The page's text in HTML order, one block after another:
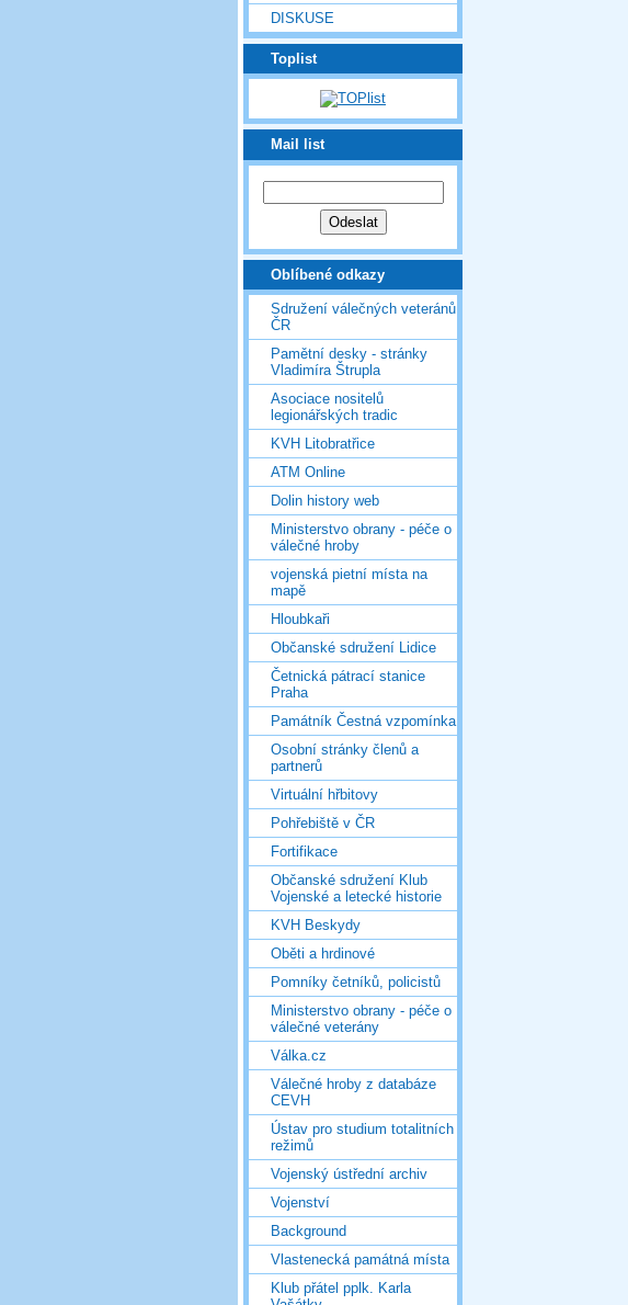
DISKUSE
Toplist
Mail list
Oblíbené odkazy
Sdružení válečných veteránů
ČR
Pamětní desky - stránky
Vladimíra Štrupla
Asociace nositelů
legionářských tradic
KVH Litobratřice
ATM Online
Dolin history web
Ministerstvo obrany - péče o
válečné hroby
vojenská pietní místa na
mapě
Hloubkaři
Občanské sdružení Lidice
Četnická pátrací stanice
Praha
Památník Čestná vzpomínka
Osobní stránky členů a
partnerů
Virtuální hřbitovy
Pohřebiště v ČR
Fortifikace
Občanské sdružení Klub
Vojenské a letecké historie
KVH Beskydy
Oběti a hrdinové
Pomníky četníků, policistů
Ministerstvo obrany - péče o
válečné veterány
Válka.cz
Válečné hroby z databáze
CEVH
Ústav pro studium totalitních
režimů
Vojenský ústřední archiv
Vojenství
Background
Vlastenecká památná místa
Klub přátel pplk. Karla